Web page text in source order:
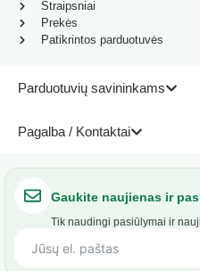
Parduotuvių savininkams
Pagalba / Kontaktai
Straipsniai
Prekės
Patikrintos parduotuvės
Gaukite naujienas ir
Tik naudingi pasiūlymai ir